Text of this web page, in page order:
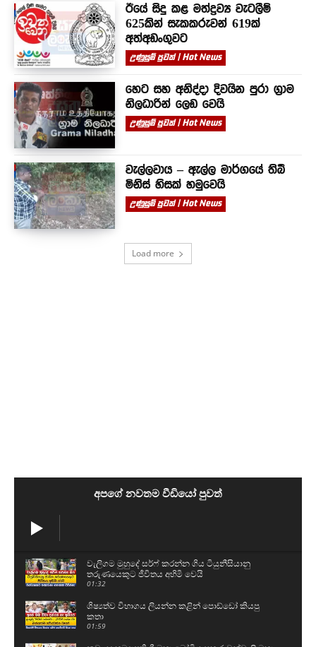
ඊයේ සිදු කළ මත්ද්‍රව්‍ය වැටලීම්
625කින් සැකකරුවන් 619ක්
අත්අඩංගුවට
උණුසුම් පුවත් | Hot News
හෙට සහ අනිද්දා දිවයින පුරා ග්‍රාම
නිලධාරින් ලෙඩ වෙයි
උණුසුම් පුවත් | Hot News
වැල්ලවාය – ඇල්ල මාර්ගයේ තිබී
මිනිස් හිසක් හමුවෙයි
උණුසුම් පුවත් | Hot News
Load more
අපගේ නවතම වීඩියෝ පුවත්
වැලිගම මුහුදේ සර්ෆ් කරන්න ගිය ටියුනීසියානු
තරුණයෙකුට ජීවිතය අහිමි වෙයි
01:32
ශිෂ්‍යත්ව විභාගය ලියන්න කළින් පොඩ්ඩෝ කියපු
කතා
01:59